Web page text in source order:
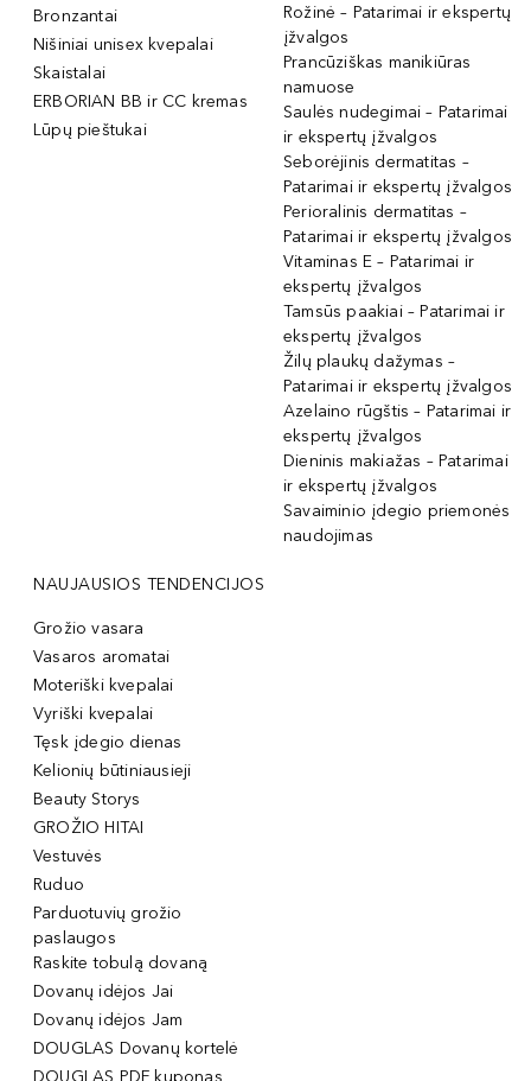
Bronzantai
Nišiniai unisex kvepalai
Skaistalai
ERBORIAN BB ir CC kremas
Lūpų pieštukai
Rožinė – Patarimai ir ekspertų
įžvalgos
Prancūziškas manikiūras
namuose
Saulės nudegimai – Patarimai
ir ekspertų įžvalgos
Seborėjinis dermatitas –
Patarimai ir ekspertų įžvalgos
Perioralinis dermatitas –
Patarimai ir ekspertų įžvalgos
Vitaminas E – Patarimai ir
ekspertų įžvalgos
Tamsūs paakiai – Patarimai ir
ekspertų įžvalgos
Žilų plaukų dažymas –
Patarimai ir ekspertų įžvalgos
Azelaino rūgštis – Patarimai ir
ekspertų įžvalgos
Dieninis makiažas – Patarimai
ir ekspertų įžvalgos
Savaiminio įdegio priemonės
naudojimas
NAUJAUSIOS TENDENCIJOS
Grožio vasara
Vasaros aromatai
Moteriški kvepalai
Vyriški kvepalai
Tęsk įdegio dienas
Kelionių būtiniausieji
Beauty Storys
GROŽIO HITAI
Vestuvės
Ruduo
Parduotuvių grožio
paslaugos
Raskite tobulą dovaną
Dovanų idėjos Jai
Dovanų idėjos Jam
DOUGLAS Dovanų kortelė
DOUGLAS PDF kuponas